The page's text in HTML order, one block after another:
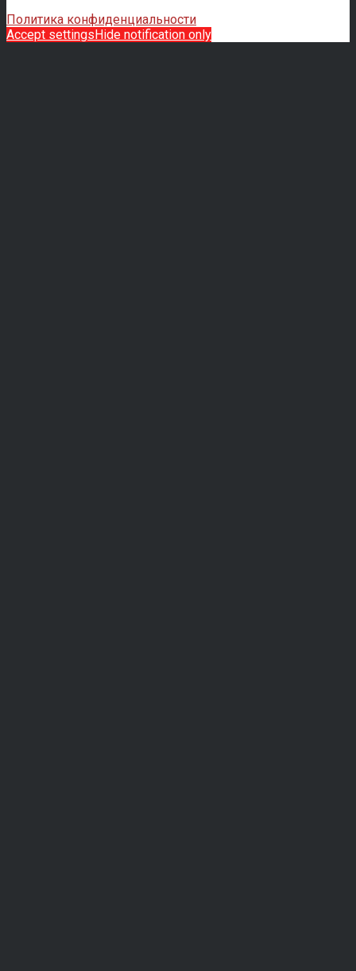
Политика конфиденциальности
Accept settingsHide notification only